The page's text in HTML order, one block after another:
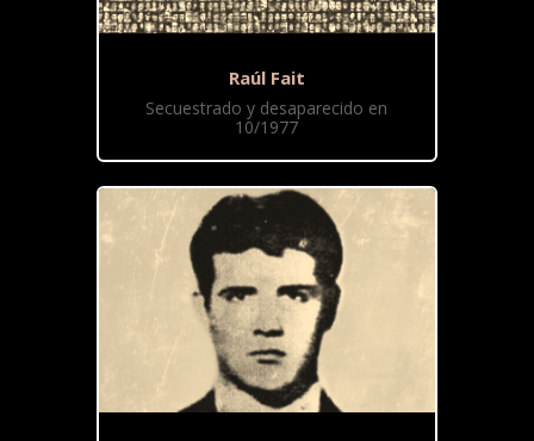
Raúl Fait
Secuestrado y desaparecido en
10/1977